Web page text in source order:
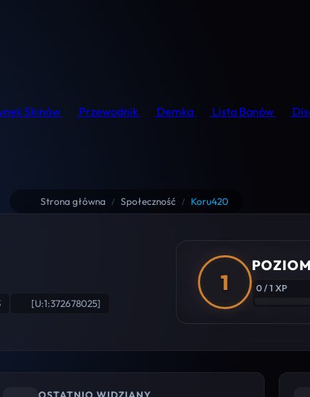
Skinów Przewodnik Demka Lista Banów
Strona główna / Społeczność / Koru420
[U:1:372678025]
1 0 / 1 XP